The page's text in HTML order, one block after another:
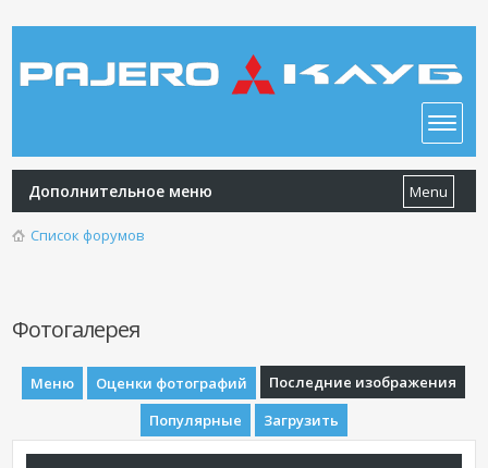
Дополнительное меню Menu
Список форумов
Фотогалерея
Меню Оценки фотографий
Последние изображения
Популярные
Загрузить